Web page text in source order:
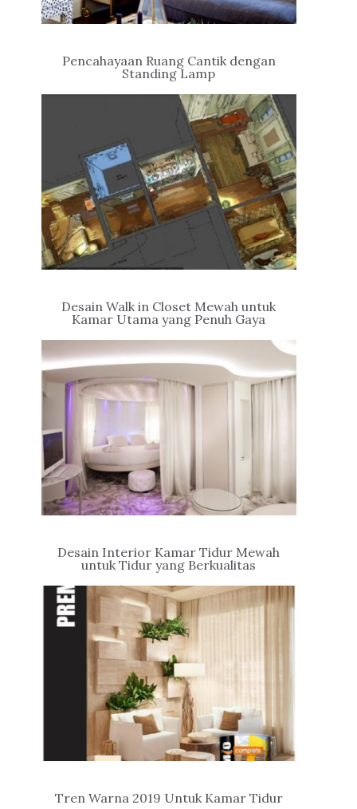
Pencahayaan Ruang Cantik dengan
Standing Lamp
Desain Walk in Closet Mewah untuk
Kamar Utama yang Penuh Gaya
Desain Interior Kamar Tidur Mewah
untuk Tidur yang Berkualitas
Tren Warna 2019 Untuk Kamar Tidur